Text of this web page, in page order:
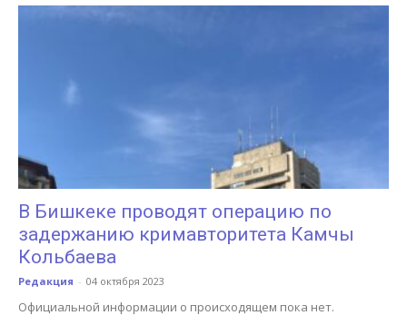
В Бишкеке проводят операцию по
задержанию кримавторитета Камчы
Кольбаева
Редакция - 04 октября 2023
Официальной информации о происходящем пока нет.